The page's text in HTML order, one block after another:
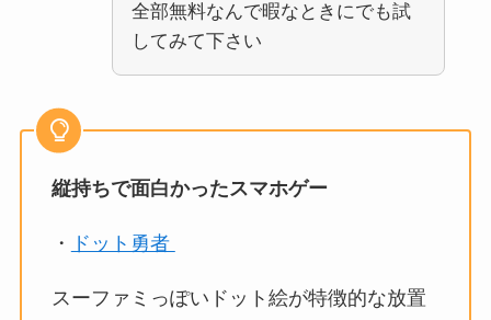
全部無料なんで暇なときにでも試
してみて下さい
縦持ちで面白かったスマホゲー
・ ドット勇者
スーファミっぽいドット絵が特徴的な放置